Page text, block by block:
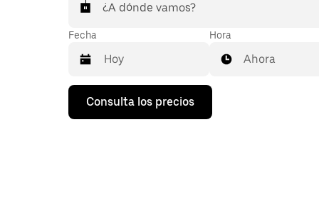
¿A dónde vamos?
Fecha
Pulsa
flecha
Hora
Ahora
Consulta los precios